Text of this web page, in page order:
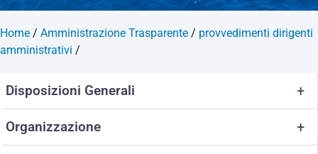
Home / Amministrazione Trasparente / provvedimenti dirigenti
amministrativi /
+
Disposizioni Generali
+
Organizzazione